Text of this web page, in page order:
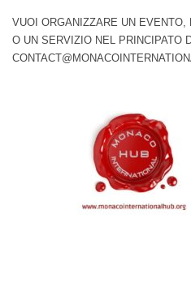
VUOI ORGANIZZARE UN EVENTO,
O UN SERVIZIO NEL PRINCIPATO